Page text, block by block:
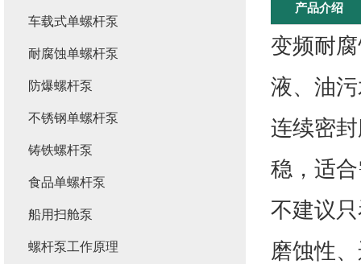
产品介绍
变频耐
液、油
连续密
稳，适
不建议
磨蚀性
车载式单螺杆泵
耐腐蚀单螺杆泵
防爆螺杆泵
不锈钢单螺杆泵
铸铁螺杆泵
食品单螺杆泵
船用扫舱泵
螺杆泵工作原理